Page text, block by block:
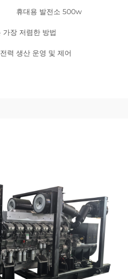
휴대용 발전소 500w
가장 저렴한 방법
전력 생산 운영 및 제어